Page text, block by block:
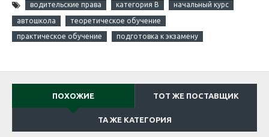
водительские права категория B начальный курс
автошкола
теоретическое обучение
практическое обучение
подготовка к экзамену
ПОХОЖИЕ ТОТ ЖЕ ПОСТАВЩИК
ТА ЖЕ КАТЕГОРИЯ